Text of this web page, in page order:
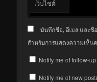
เว็บไซต์
บันทึกชื่อ, อีเมล และชื่
สำหรับการแสดงความเห็น
Notify me of follow-
Notify me of new